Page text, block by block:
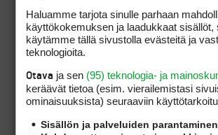
kuluessa. Tämäkin luulo voi
voi tietää kun en sitä
ymmärrä.
Harmillista sinänsä, toivoin
yhden tiedonjyväsen
universumista saavani.
Haluamme tarjota sinulle parhaan
käyttökokemuksen ja laadukkaat sisällöt,
käytämme tällä sivustolla evästeitä ja
teknologioita.
Otava ja sen (95) teknologia- ja
keräävät tietoa (esim. vierailemis­tasi
ominaisuuk­sista) seuraaviin
Sisällön ja palveluiden parantaminen